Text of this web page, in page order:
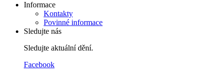
Informace
Kontakty
Povinné informace
Sledujte nás
Sledujte aktuální dění.
Facebook